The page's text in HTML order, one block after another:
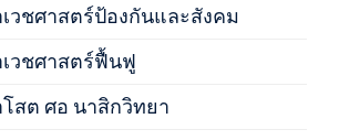
วชศาสตร์ป้องกันและสังคม
วชศาสตร์ฟื้นฟู
สต ศอ นาสิกวิทยา